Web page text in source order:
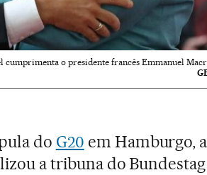
cumprimenta o presidente francês Emmanuel
do G20 em Hamburgo, a
a tribuna do